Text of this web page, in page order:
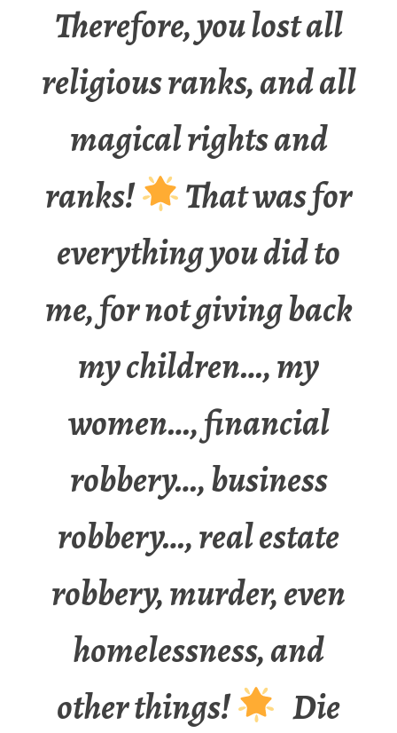
Therefore, you lost all
religious ranks, and all
magical rights and
ranks!
That was for
everything you did to
me, for not giving back
my children…, my
women…, financial
robbery…, business
robbery…, real estate
robbery, murder, even
homelessness, and
other things!
Die